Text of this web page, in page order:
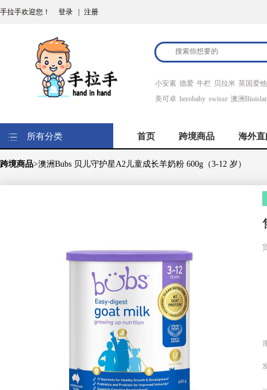
手拉手欢迎您！ 登录 注册
小安素 德爱 牛栏 贝拉米 英国爱
美可卓 herobaby swisse 澳洲
所有分类 首页 跨境商品 海外直
跨境商品>澳洲Bubs 贝儿守护星A2儿童成长羊奶粉 600g（3-12 岁）